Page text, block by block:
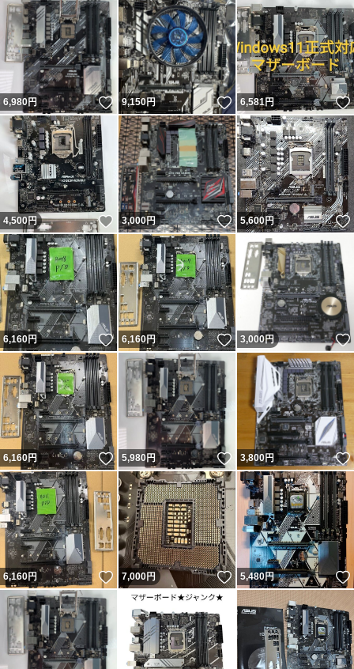
6,980円 いいね！
9,150円 いいね！
6,581円
4,500円 いいね！
3,000円 いいね！
5,600円
6,160円 いいね！
6,160円 いいね！
3,000円
6,160円 いいね！
5,980円 いいね！
3,800円
6,160円 いいね！
7,000円 いいね！
5,480円